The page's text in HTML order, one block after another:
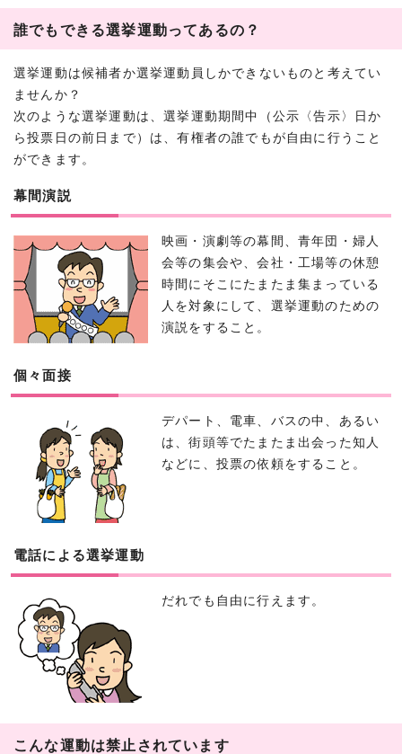
誰でもできる選挙運動ってあるの？
選挙運動は候補者か選挙運動員しかできないものと考えてい
ませんか？
次のような選挙運動は、選挙運動期間中（公示〈告示〉日か
ら投票日の前日まで）は、有権者の誰でもが自由に行うこと
ができます。
幕間演説
映画・演劇等の幕間、青年団・婦人
会等の集会や、会社・工場等の休憩
時間にそこにたまたま集まっている
人を対象にして、選挙運動のための
演説をすること。
個々面接
デパート、電車、バスの中、あるい
は、街頭等でたまたま出会った知人
などに、投票の依頼をすること。
電話による選挙運動
だれでも自由に行えます。
こんな運動は禁止されています